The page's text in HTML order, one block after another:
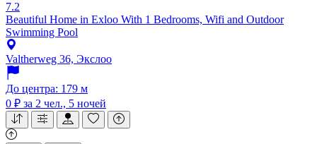
7.2
Beautiful Home in Exloo With 1 Bedrooms, Wifi and Outdoor
Swimming Pool
Valtherweg 36, Экслоо
До центра: 179 м
0 ₽ за 2 чел., 5 ночей